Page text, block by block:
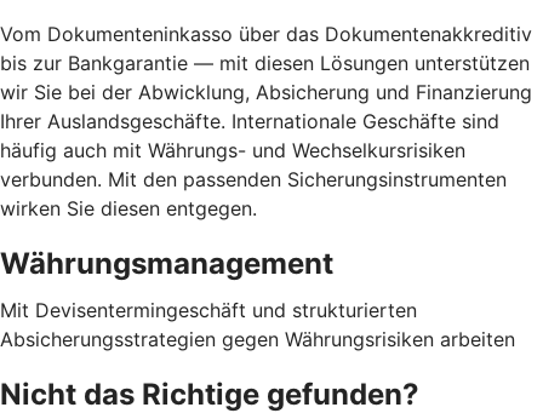
Vom Dokumenteninkasso über das Dokumentenakkreditiv
bis zur Bankgarantie — mit diesen Lösungen unterstützen
wir Sie bei der Abwicklung, Absicherung und Finanzierung
Ihrer Auslandsgeschäfte. Internationale Geschäfte sind
häufig auch mit Währungs- und Wechselkursrisiken
verbunden. Mit den passenden Sicherungsinstrumenten
wirken Sie diesen entgegen.
Währungsmanagement
Mit Devisentermingeschäft und strukturierten
Absicherungsstrategien gegen Währungsrisiken arbeiten
Nicht das Richtige gefunden?